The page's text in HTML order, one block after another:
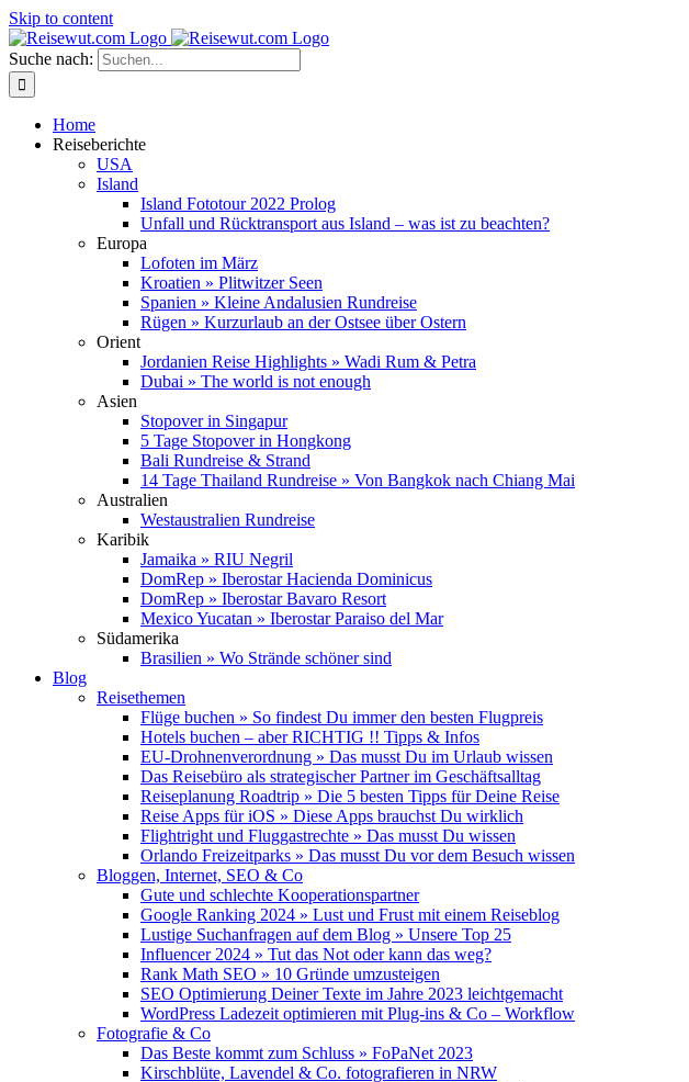
Skip to content
Suche nach:
Home
Reiseberichte
USA
Island
Island Fototour 2022 Prolog
Unfall und Rücktransport aus Island – was ist zu beachten?
Europa
Lofoten im März
Kroatien » Plitwitzer Seen
Spanien » Kleine Andalusien Rundreise
Rügen » Kurzurlaub an der Ostsee über Ostern
Orient
Jordanien Reise Highlights » Wadi Rum & Petra
Dubai » The world is not enough
Asien
Stopover in Singapur
5 Tage Stopover in Hongkong
Bali Rundreise & Strand
14 Tage Thailand Rundreise » Von Bangkok nach Chiang Mai
Australien
Westaustralien Rundreise
Karibik
Jamaika » RIU Negril
DomRep » Iberostar Hacienda Dominicus
DomRep » Iberostar Bavaro Resort
Mexico Yucatan » Iberostar Paraiso del Mar
Südamerika
Brasilien » Wo Strände schöner sind
Blog
Reisethemen
Flüge buchen » So findest Du immer den besten Flugpreis
Hotels buchen – aber RICHTIG !! Tipps & Infos
EU-Drohnenverordnung » Das musst Du im Urlaub wissen
Das Reisebüro als strategischer Partner im Geschäftsalltag
Reiseplanung Roadtrip » Die 5 besten Tipps für Deine Reise
Reise Apps für iOS » Diese Apps brauchst Du wirklich
Flightright und Fluggastrechte » Das musst Du wissen
Orlando Freizeitparks » Das musst Du vor dem Besuch wissen
Bloggen, Internet, SEO & Co
Gute und schlechte Kooperationspartner
Google Ranking 2024 » Lust und Frust mit einem Reiseblog
Lustige Suchanfragen auf dem Blog » Unsere Top 25
Influencer 2024 » Tut das Not oder kann das weg?
Rank Math SEO » 10 Gründe umzusteigen
SEO Optimierung Deiner Texte im Jahre 2023 leichtgemacht
WordPress Ladezeit optimieren mit Plug-ins & Co – Workflow
Fotografie & Co
Das Beste kommt zum Schluss » FoPaNet 2023
Kirschblüte, Lavendel & Co. fotografieren in NRW